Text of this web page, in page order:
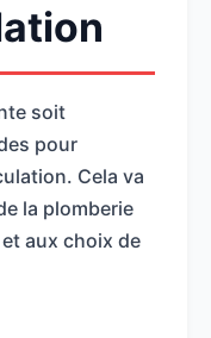
soit
pour
Cela va
la plomberie
aux choix de